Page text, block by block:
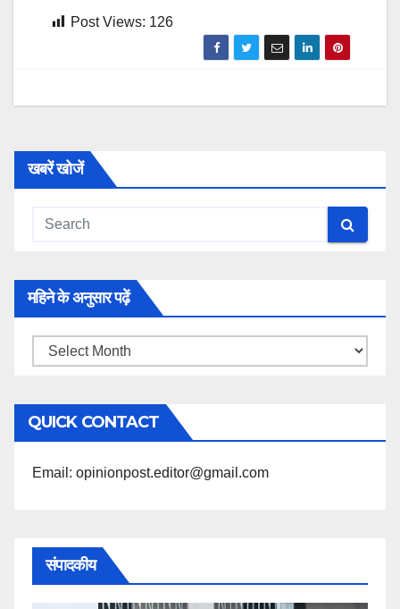
Post Views: 126
खबरें खोजें
महिने के अनुसार पढ़ें
महिने
अनुसार
पढ़ें
QUICK CONTACT
Email: opinionpost.editor@gmail.com
संपादकीय